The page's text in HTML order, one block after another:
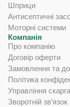
Шприци
Антисептичні
Моторні системи
Компанія
Про компанію
Договір оферти
Замовлення та
Політика
Управління
Зворотній зв’язок